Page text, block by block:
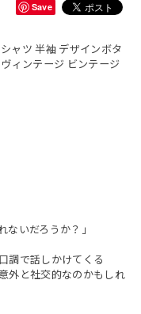
Save
ャツ 半袖 デザインボタ
ィンテージ ビンテージ
ないだろうか？」
調で話しかけてくる
外と社交的なのかもしれ